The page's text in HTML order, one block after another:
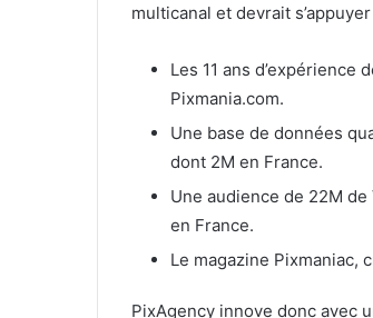
multicanal et devrait
Les 11 ans d’expérience
Pixmania.com.
Une base de données
dont 2M en France.
Une audience de 22M
en France.
Le magazine Pixmaniac,
PixAgency innove donc avec